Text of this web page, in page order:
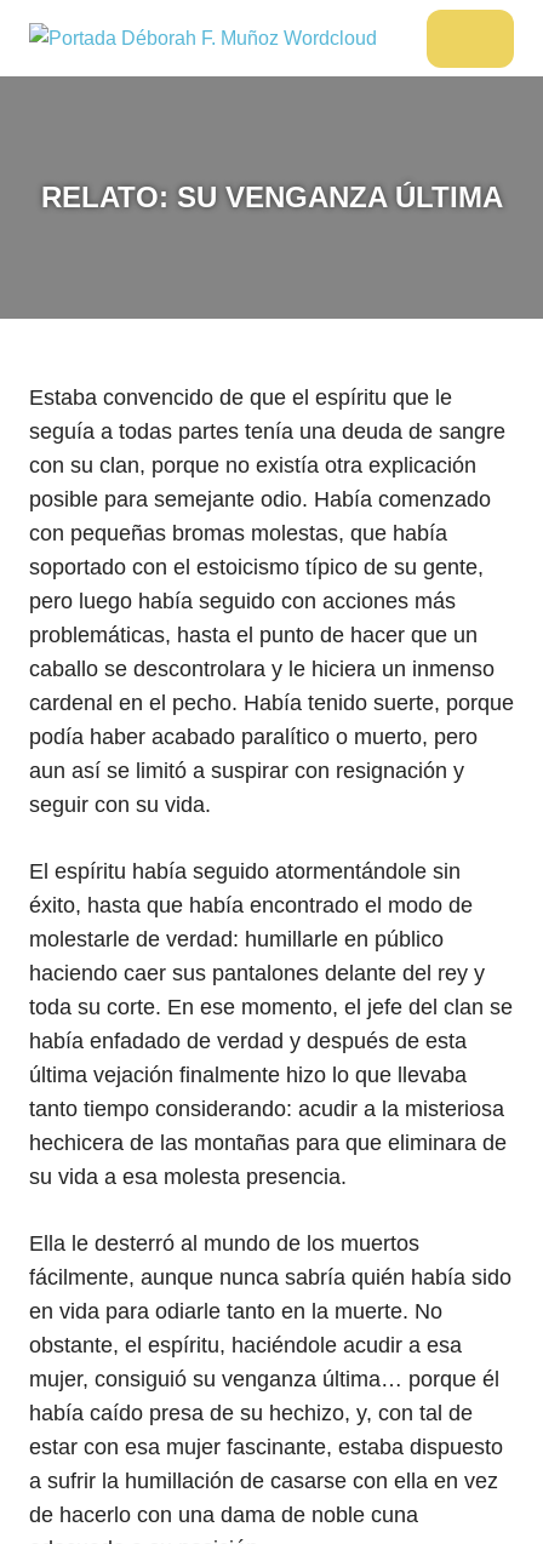
contenido
DÉBORAH
RELATO: SU VENGANZA ÚLTIMA
Estaba convencido de que el espíritu que le
seguía a todas partes tenía una deuda de sangre
con su clan, porque no existía otra explicación
posible para semejante odio. Había comenzado
con pequeñas bromas molestas, que había
soportado con el estoicismo típico de su gente,
pero luego había seguido con acciones más
problemáticas, hasta el punto de hacer que un
caballo se descontrolara y le hiciera un inmenso
cardenal en el pecho. Había tenido suerte, porque
podía haber acabado paralítico o muerto, pero
aun así se limitó a suspirar con resignación y
seguir con su vida.
El espíritu había seguido atormentándole sin
éxito, hasta que había encontrado el modo de
molestarle de verdad: humillarle en público
haciendo caer sus pantalones delante del rey y
toda su corte. En ese momento, el jefe del clan se
había enfadado de verdad y después de esta
última vejación finalmente hizo lo que llevaba
tanto tiempo considerando: acudir a la misteriosa
hechicera de las montañas para que eliminara de
su vida a esa molesta presencia.
Ella le desterró al mundo de los muertos
fácilmente, aunque nunca sabría quién había sido
en vida para odiarle tanto en la muerte. No
obstante, el espíritu, haciéndole acudir a esa
mujer, consiguió su venganza última… porque él
había caído presa de su hechizo, y, con tal de
estar con esa mujer fascinante, estaba dispuesto
a sufrir la humillación de casarse con ella en vez
de hacerlo con una dama de noble cuna